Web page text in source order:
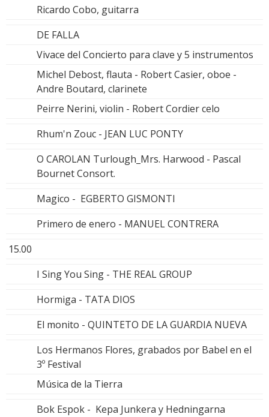
Ricardo Cobo, guitarra
DE FALLA
Vivace del Concierto para clave y 5 instrumentos
Michel Debost, flauta - Robert Casier, oboe -
Andre Boutard, clarinete
Peirre Nerini, violin - Robert Cordier celo
Rhum'n Zouc - JEAN LUC PONTY
O CAROLAN Turlough_Mrs. Harwood - Pascal
Bournet Consort.
Magico - EGBERTO GISMONTI
Primero de enero - MANUEL CONTRERA
15.00
I Sing You Sing - THE REAL GROUP
Hormiga - TATA DIOS
El monito - QUINTETO DE LA GUARDIA NUEVA
Los Hermanos Flores, grabados por Babel en el
3º Festival
Música de la Tierra
Bok Espok - Kepa Junkera y Hedningarna